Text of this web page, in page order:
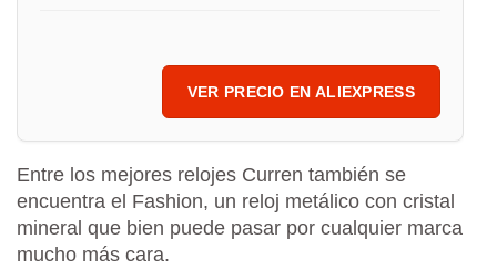
VER PRECIO EN ALIEXPRESS
Entre los mejores relojes Curren también se
encuentra el Fashion, un reloj metálico con cristal
mineral que bien puede pasar por cualquier marca
mucho más cara.